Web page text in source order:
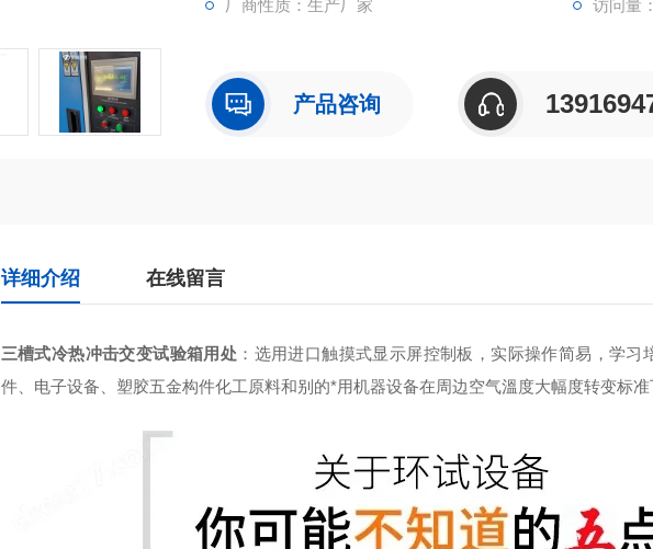
厂商性质：生产厂家 访问量
产品咨询
详细介绍 在线留言
三槽式冷热冲击交变试验箱用处 ： 选用进口触摸式显示屏控制板，实际操作简易，学习
件、电子设备、塑胶五金构件化工原料和别的*用机器设备在周边空气溫度大幅度转变标准